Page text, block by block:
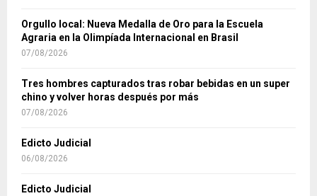
Orgullo local: Nueva Medalla de Oro para la Escuela
Agraria en la Olimpíada Internacional en Brasil
07/08/2026
Tres hombres capturados tras robar bebidas en un super
chino y volver horas después por más
07/08/2026
Edicto Judicial
06/08/2026
Edicto Judicial